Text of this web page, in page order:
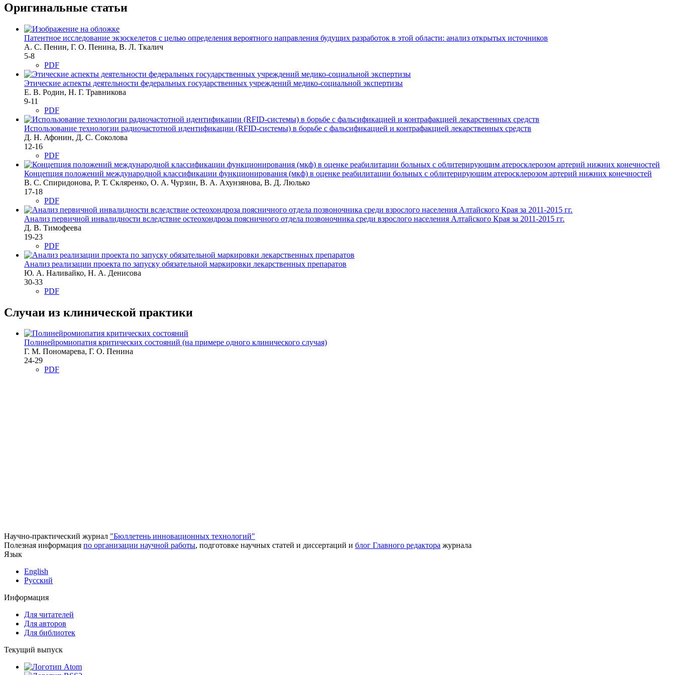
Оригинальные статьи
Патентное исследование экзоскелетов с целью определения вероятного направления будущих разработок в этой области: анализ открытых источников
А. С. Пенин, Г. О. Пенина, В. Л. Ткалич
5-8
PDF
Этические аспекты деятельности федеральных государственных учреждений медико-социальной экспертизы
Е. В. Родин, Н. Г. Травникова
9-11
PDF
Использование технологии радиочастотной идентификации (RFID-системы) в борьбе с фальсификацией и контрафакцией лекарственных средств
Д. Н. Афонин, Д. С. Соколова
12-16
PDF
Концепция положений международной классификации функционирования (мкф) в оценке реабилитации больных с облитерирующим атеросклерозом артерий нижних конечностей
В. С. Спиридонова, Р. Т. Скляренко, О. А. Чурзин, В. А. Ахунзянова, В. Д. Люлько
17-18
PDF
Анализ первичной инвалидности вследствие остеохондроза поясничного отдела позвоночника среди взрослого населения Алтайского Края за 2011-2015 гг.
Д. В. Тимофеева
19-23
PDF
Анализ реализации проекта по запуску обязательной маркировки лекарственных препаратов
Ю. А. Наливайко, Н. А. Денисова
30-33
PDF
Случаи из клинической практики
Полинейромиопатия критических состояний (на примере одного клинического случая)
Г. М. Пономарева, Г. О. Пенина
24-29
PDF
Научно-практический журнал "Бюллетень инновационных технологий"
Полезная информация по организации научной работы, подготовке научных статей и диссертаций и блог Главного редактора журнала
Язык
English
Русский
Информация
Для читателей
Для авторов
Для библиотек
Текущий выпуск